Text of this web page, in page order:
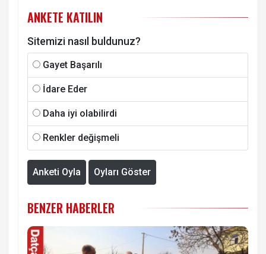
ANKETE KATILIN
Sitemizi nasıl buldunuz?
Gayet Başarılı
İdare Eder
Daha iyi olabilirdi
Renkler değişmeli
Anketi Oyla Oyları Göster
BENZER HABERLER